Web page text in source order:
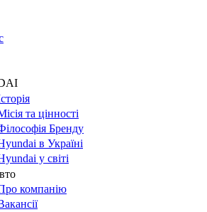
та цінності
Бренду
в Україні
у світі
компанію